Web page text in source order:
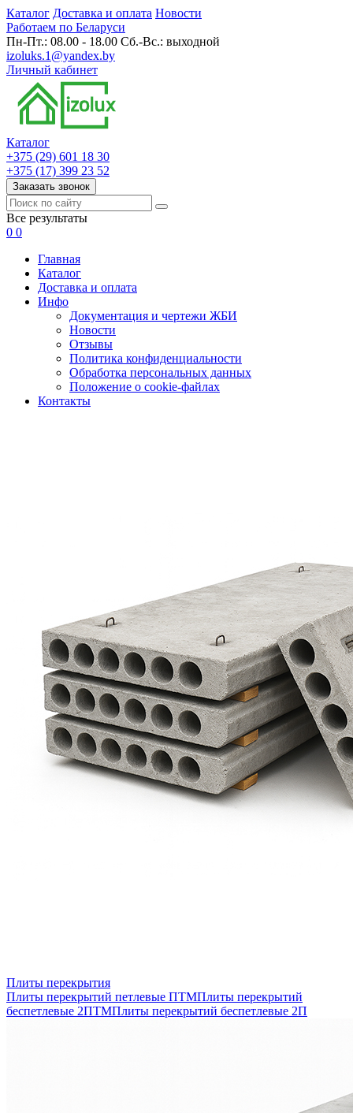
Каталог Доставка и оплата Новости
Работаем по Беларуси
Пн-Пт.: 08.00 - 18.00 Сб.-Вс.: выходной
izoluks.1@yandex.by
Личный кабинет
Каталог
+375 (29) 601 18 30
+375 (17) 399 23 52
Заказать звонок
Все результаты
0 0
Главная
Каталог
Доставка и оплата
Инфо
Документация и чертежи ЖБИ
Новости
Отзывы
Политика конфиденциальности
Обработка персональных данных
Положение о cookie-файлах
Контакты
Плиты перекрытия
Плиты перекрытий петлевые ПТМПлиты перекрытий
беспетлевые 2ПТМПлиты перекрытий беспетлевые 2П